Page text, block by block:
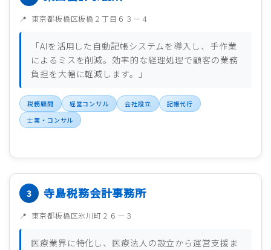
東京都板橋区板橋２丁目６３－４
「AIを活用した自動記帳システムを導入し、手作業
によるミスを削減。効率的な経理処理で顧客の業務
負担を大幅に軽減します。」
税務顧問 経営コンサル 会社設立
記帳代行
士業・コンサル
寺島税務会計事務所
東京都板橋区氷川町２６－３
医療業界に特化し、医療法人の設立から運営支援ま